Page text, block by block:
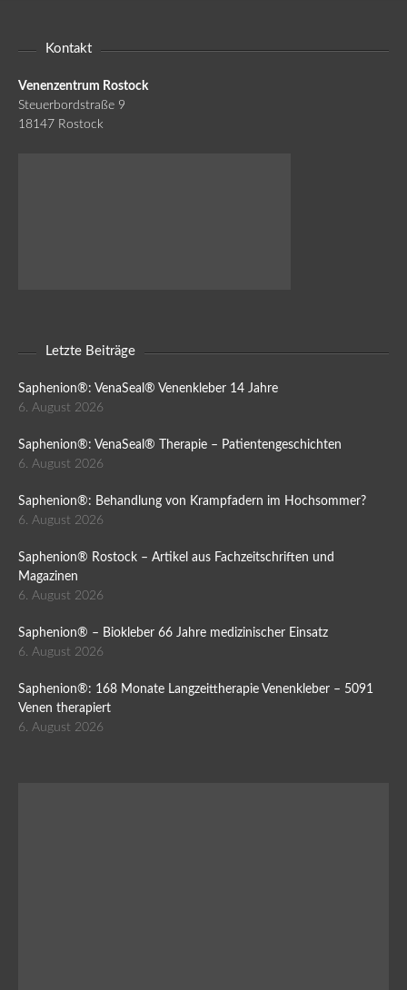
Kontakt
Venenzentrum Rostock
Steuerbordstraße 9
18147 Rostock
Letzte Beiträge
Saphenion®: VenaSeal® Venenkleber 14 Jahre
6. August 2026
Saphenion®: VenaSeal® Therapie – Patientengeschichten
6. August 2026
Saphenion®: Behandlung von Krampfadern im Hochsommer?
6. August 2026
Saphenion® Rostock – Artikel aus Fachzeitschriften und
Magazinen
6. August 2026
Saphenion® – Biokleber 66 Jahre medizinischer Einsatz
6. August 2026
Saphenion®: 168 Monate Langzeittherapie Venenkleber – 5091
Venen therapiert
6. August 2026